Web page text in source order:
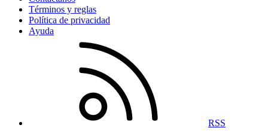
Términos y reglas
Política de privacidad
Ayuda
RSS